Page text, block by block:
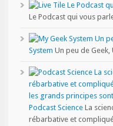
Le Podcast qui vous
System Un peu de
Podcast Science La
rébarbative et